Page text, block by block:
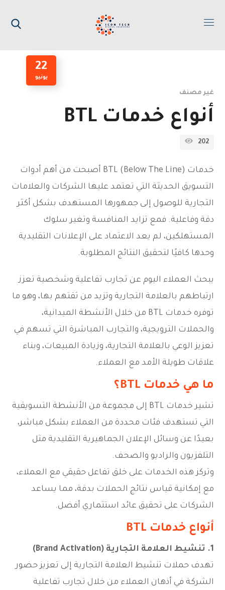
22
يونيو
غير مصنف
أنواع خدمات BTL
202
خدمات BTL (Below The Line) أصبحت من أهم أدوات
التسويق الحديثة التي تعتمد عليها الشركات والعلامات
التجارية للوصول إلى جمهورها المستهدف بشكل أكثر
دقة وفاعلية. فمع تزايد المنافسة وتغير سلوك
المستهلكين، لم يعد الاعتماد على الإعلانات التقليدية
وحدها كافيًا لتحقيق النتائج المطلوبة.
يبحث العملاء اليوم عن تجارب تفاعلية وشخصية تعزز
ارتباطهم بالعلامة التجارية وتزيد من ثقتهم بها، وهو ما
توفره خدمات BTL من خلال الأنشطة الميدانية،
والحملات الترويجية، والتجارب المباشرة التي تسهم في
تعزيز الوعي بالعلامة التجارية، وزيادة المبيعات، وبناء
علاقات طويلة الأمد مع العملاء.
ما هي خدمات BTL؟
تشير خدمات BTL إلى مجموعة من الأنشطة التسويقية
التي تستهدف فئات محددة من العملاء بشكل مباشر،
بعيدًا عن وسائل الإعلان الجماهيرية التقليدية مثل
التلفزيون والراديو والصحف.
وتركز هذه الخدمات على خلق تفاعل حقيقي مع العملاء،
مع إمكانية قياس نتائج الحملات بدقة، مما يساعد
الشركات على تحقيق عائد استثماري أفضل.
أنواع خدمات BTL
1. تنشيط العلامة التجارية (Brand Activation)
تهدف حملات تنشيط العلامة التجارية إلى تعزيز حضور
الشركة في أذهان العملاء من خلال تجارب تفاعلية